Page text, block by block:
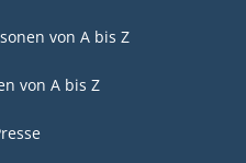
von A bis Z
von A bis Z